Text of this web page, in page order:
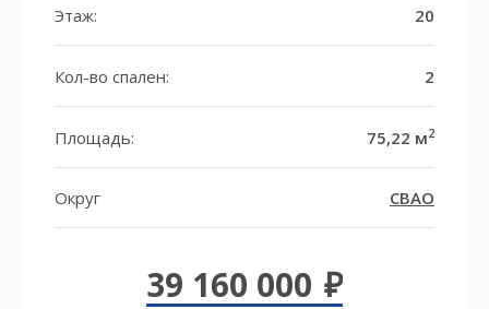
Этаж: 20
Кол-во спален: 2
Площадь: 75,22 м2
Округ СВАО
39 160 000